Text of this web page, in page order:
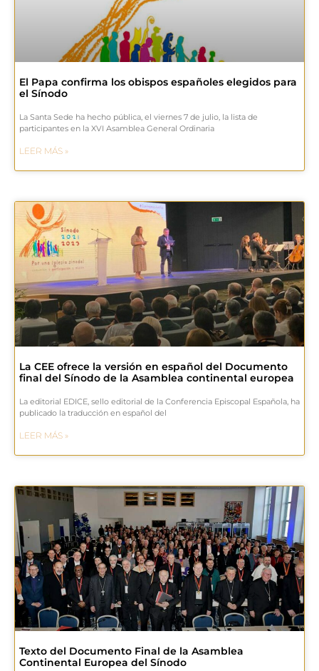
El Papa confirma los obispos españoles elegidos para
el Sínodo
La Santa Sede ha hecho pública, el viernes 7 de julio, la lista de
participantes en la XVI Asamblea General Ordinaria
LEER MÁS »
La CEE ofrece la versión en español del Documento
final del Sínodo de la Asamblea continental europea
La editorial EDICE, sello editorial de la Conferencia Episcopal Española, ha
publicado la traducción en español del
LEER MÁS »
Texto del Documento Final de la Asamblea
Continental Europea del Sínodo